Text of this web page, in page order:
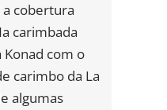
a cobertura
carimbada
Konad com o
carimbo da La
algumas